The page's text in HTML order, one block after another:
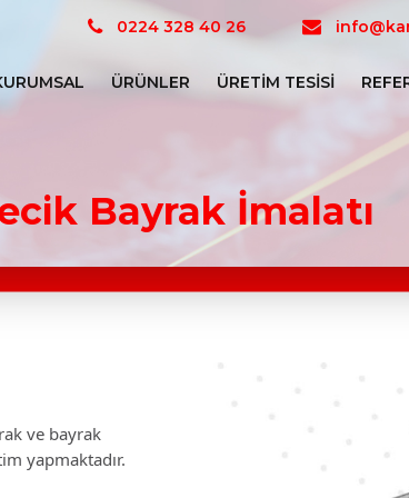
ÜRÜNLER ÜRETIM TESISI
0224 328 40 26
Bayrak İmalatı
ve bayrak
yapmaktadır.